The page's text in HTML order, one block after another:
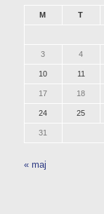
M T
3 4
10 11
17 18
24 25
31
« maj